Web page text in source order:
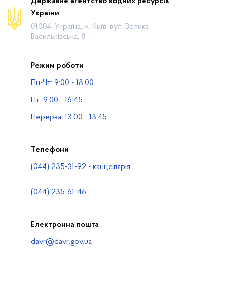
Діяльність
Громадянам
Публічна інформація
Водогосподарські організації
України
01004, Україна, м. Київ, вул. Велика
Васильківська, 8
Режим роботи
Пн-Чт: 9:00 - 18:00
Пт: 9:00 - 16:45
Перерва: 13:00 - 13:45
Телефони
(044) 235-31-92 - канцелярія
(044) 235-61-46
Електронна пошта
davr@davr.gov.ua